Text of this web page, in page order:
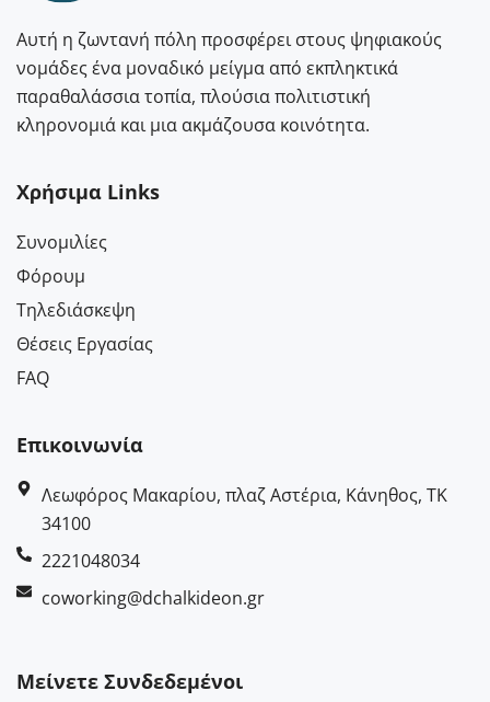
Αυτή η ζωντανή πόλη προσφέρει στους ψηφιακούς
νομάδες ένα μοναδικό μείγμα από εκπληκτικά
παραθαλάσσια τοπία, πλούσια πολιτιστική
κληρονομιά και μια ακμάζουσα κοινότητα.
Χρήσιμα Links
Συνομιλίες
Φόρουμ
Τηλεδιάσκεψη
Θέσεις Εργασίας
FAQ
Επικοινωνία
Λεωφόρος Μακαρίου, πλαζ Αστέρια, Κάνηθος, ΤΚ
34100
2221048034
coworking@dchalkideon.gr
Μείνετε Συνδεδεμένοι